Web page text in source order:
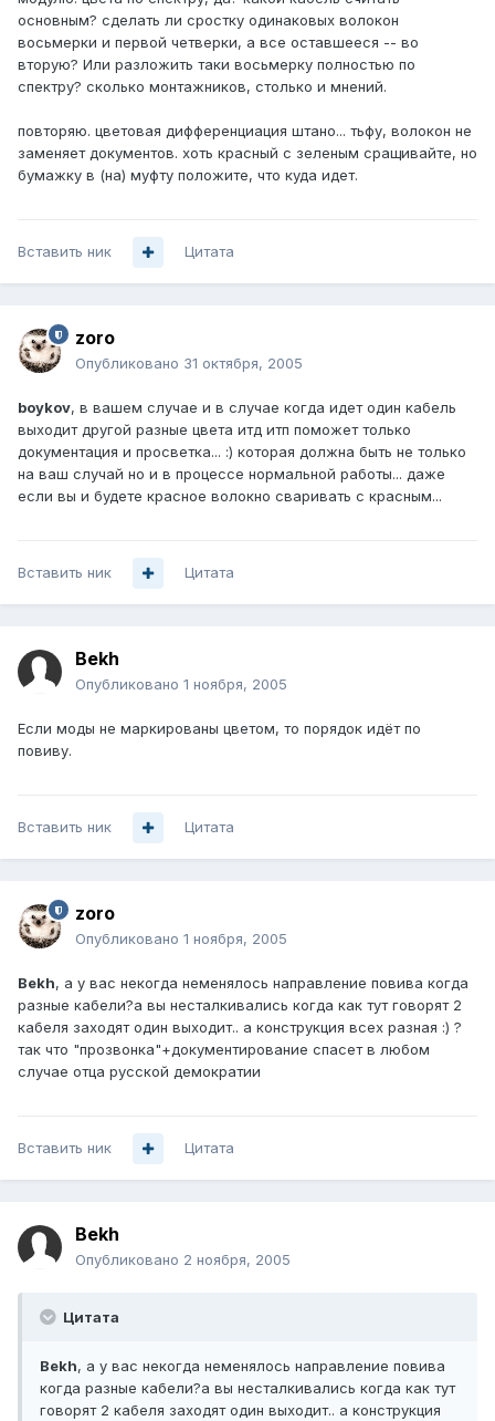
основным? сделать ли сростку одинаковых волокон
восьмерки и первой четверки, а все оставшееся -- во
вторую? Или разложить таки восьмерку полностью по
спектру? сколько монтажников, столько и мнений.
повторяю. цветовая дифференциация штано... тьфу, волокон не
заменяет документов. хоть красный с зеленым сращивайте, но
бумажку в (на) муфту положите, что куда идет.
Вставить ник Цитата
zoro
Опубликовано 31 октября, 2005
boykov, в вашем случае и в случае когда идет один кабель
выходит другой разные цвета итд итп поможет только
документация и просветка... :) которая должна быть не только
на ваш случай но и в процессе нормальной работы... даже
если вы и будете красное волокно сваривать с красным...
Вставить ник Цитата
Bekh
Опубликовано 1 ноября, 2005
Если моды не маркированы цветом, то порядок идёт по
повиву.
Вставить ник Цитата
zoro
Опубликовано 1 ноября, 2005
Bekh, а у вас некогда неменялось направление повива когда
разные кабели?а вы несталкивались когда как тут говорят 2
кабеля заходят один выходит.. а конструкция всех разная :) ?
так что "прозвонка"+документирование спасет в любом
случае отца русской демократии
Вставить ник Цитата
Bekh
Опубликовано 2 ноября, 2005
Цитата
Bekh, а у вас некогда неменялось направление повива
когда разные кабели?а вы несталкивались когда как тут
говорят 2 кабеля заходят один выходит.. а конструкция